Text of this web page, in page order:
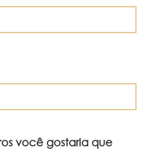
você gostaria que